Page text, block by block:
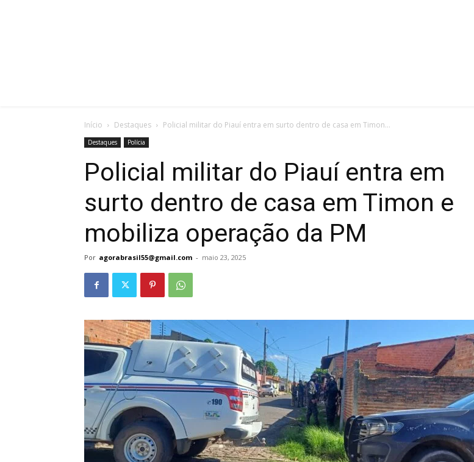
Início Destaques Policial militar do Piauí entra em surto dentro de casa em Timon...
Destaques Polícia
Policial militar do Piauí entra em
surto dentro de casa em Timon e
mobiliza operação da PM
Por agorabrasil55@gmail.com - maio 23, 2025